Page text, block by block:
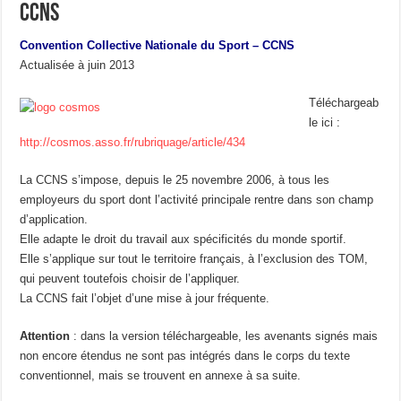
CCNS
Convention Collective Nationale du Sport – CCNS
Actualisée à juin 2013
Téléchargeab
le ici :
http://cosmos.asso.fr/rubriquage/article/434
La CCNS s’impose, depuis le 25 novembre 2006, à tous les
employeurs du sport dont l’activité principale rentre dans son champ
d’application.
Elle adapte le droit du travail aux spécificités du monde sportif.
Elle s’applique sur tout le territoire français, à l’exclusion des TOM,
qui peuvent toutefois choisir de l’appliquer.
La CCNS fait l’objet d’une mise à jour fréquente.
Attention : dans la version téléchargeable, les avenants signés mais
non encore étendus ne sont pas intégrés dans le corps du texte
conventionnel, mais se trouvent en annexe à sa suite.